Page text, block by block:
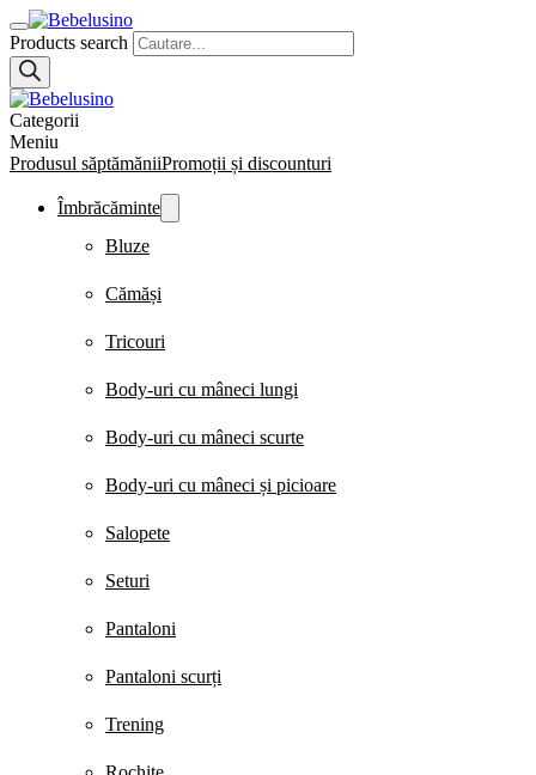
Products search
Categorii
Meniu
Produsul săptămăniiPromoții și discounturi
Îmbrăcăminte
Bluze
Cămăși
Tricouri
Body-uri cu mâneci lungi
Body-uri cu mâneci scurte
Body-uri cu mâneci și picioare
Salopete
Seturi
Pantaloni
Pantaloni scurți
Trening